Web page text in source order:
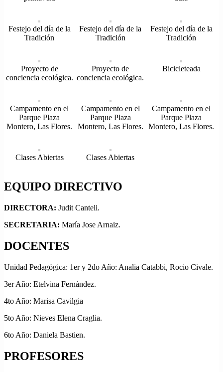
Festejo del día de la
Tradición
Festejo del día de la
Tradición
Festejo del día de la
Tradición
Proyecto de
conciencia ecológica.
Proyecto de
conciencia ecológica.
Bicicleteada
Campamento en el
Parque Plaza
Montero, Las Flores.
Campamento en el
Parque Plaza
Montero, Las Flores.
Campamento en el
Parque Plaza
Montero, Las Flores.
Clases Abiertas Clases Abiertas
EQUIPO DIRECTIVO
DIRECTORA: Judit Canteli.
SECRETARIA: María Jose Arnaiz.
DOCENTES
Unidad Pedagógica: 1er y 2do Año: Analia Catabbi, Rocio Civale.
3er Año: Etelvina Fernández.
4to Año: Marisa Cavilgia
5to Año: Nieves Elena Craglia.
6to Año: Daniela Bastien.
PROFESORES